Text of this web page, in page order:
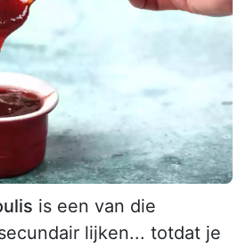
is een van die
lijken... totdat je